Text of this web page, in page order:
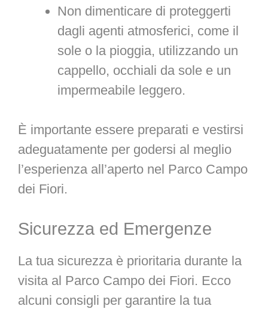
Non dimenticare di proteggerti
dagli agenti atmosferici, come il
sole o la pioggia, utilizzando un
cappello, occhiali da sole e un
impermeabile leggero.
È importante essere preparati e vestirsi
adeguatamente per godersi al meglio
l’esperienza all’aperto nel Parco Campo
dei Fiori.
Sicurezza ed Emergenze
La tua sicurezza è prioritaria durante la
visita al Parco Campo dei Fiori. Ecco
alcuni consigli per garantire la tua